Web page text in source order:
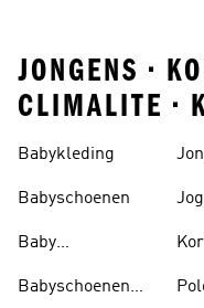
JONGENS •
CLIMALITE •
Babykleding
Babyschoenen
Baby
Babyschoenen